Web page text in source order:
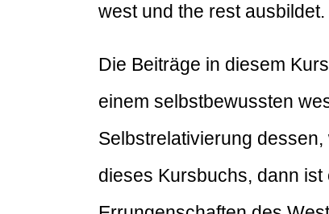
west und the rest ausbildet.
Die Beiträge in diesem
einem selbstbewussten
Selbstrelativierung
dieses Kursbuchs, dann